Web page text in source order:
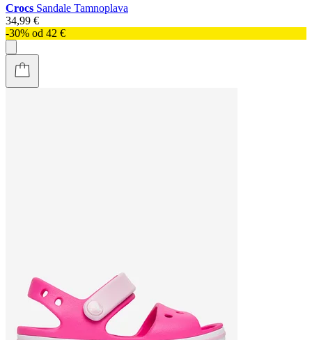
Crocs Sandale Tamnoplava
34,99 €
-30% od 42 €